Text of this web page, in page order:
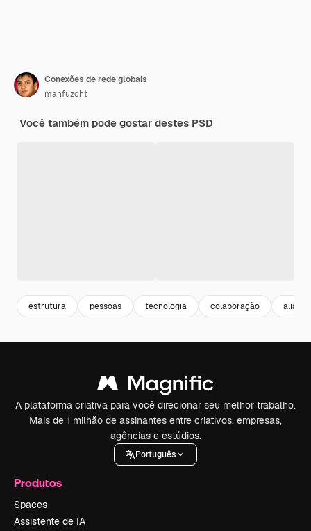
Conexões de rede globais
mahfuzcht
Você também pode gostar destes PSD
estrutura pessoas tecnologia colaboração aliança
A plataforma criativa para você direcionar seu melhor trabalho.
Mais de 1 milhão de assinantes entre criativos, empresas,
agências e estúdios.
Português
Produtos
Spaces
Assistente de IA